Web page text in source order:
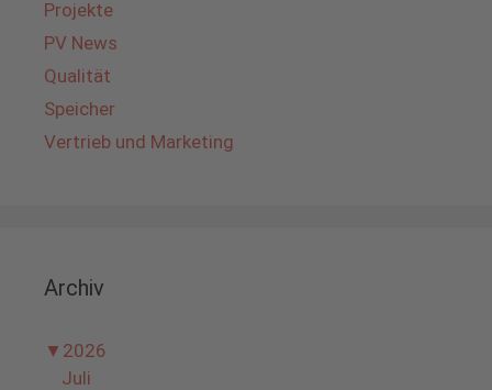
Projekte
PV News
Qualität
Speicher
Vertrieb und Marketing
Archiv
▼ 2026
Juli